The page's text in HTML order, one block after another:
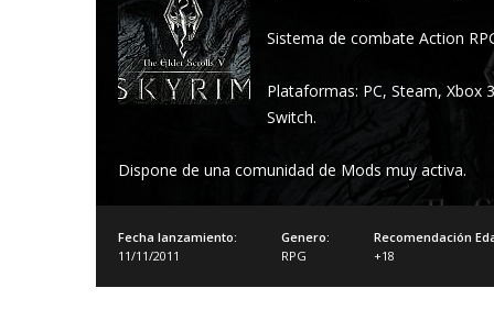
Sistema de combate Action
Plataformas: PC, Steam, Xbox
Switch.
Dispone de una comunidad de Mods muy activa.
Fecha lanzamiento:
11/11/2011
Genero:
RPG
Recomendación
+18